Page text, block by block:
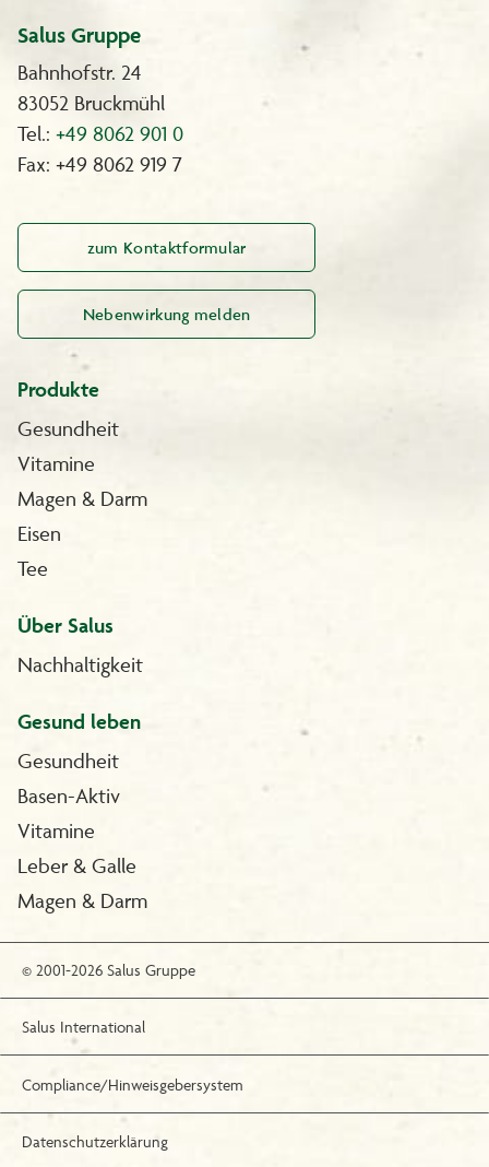
Salus Gruppe
Bahnhofstr. 24
83052 Bruckmühl
Tel.: +49 8062 901 0
Fax: +49 8062 919 7
zum Kontaktformular
Nebenwirkung melden
Produkte
Gesundheit
Vitamine
Magen & Darm
Eisen
Tee
Über Salus
Nachhaltigkeit
Gesund leben
Gesundheit
Basen-Aktiv
Vitamine
Leber & Galle
Magen & Darm
© 2001-2026 Salus Gruppe
Salus International
Compliance/Hinweisgebersystem
Datenschutzerklärung